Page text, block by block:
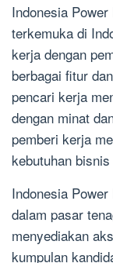
Indonesia
terkemuka di
kerja dengan
berbagai fitur
pencari kerja
dengan minat
pemberi kerja
kebutuhan
Indonesia
dalam pasar
menyediakan
kumpulan